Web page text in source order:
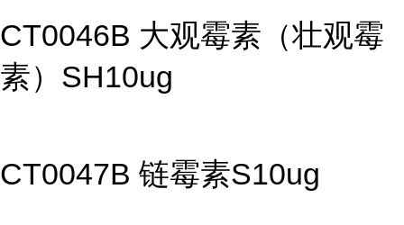
CT0046B 大观霉素（壮观霉
素）SH10ug
CT0047B 链霉素S10ug